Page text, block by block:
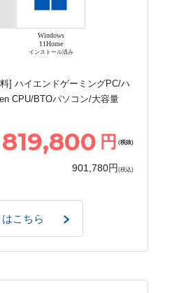
Windows
11Home
インストール済み
] ハイエンドゲーミングPC/ハ
CPU/BTOパソコン/大容量
819,800 円 (税抜)
901,780円 (税込)
こちら